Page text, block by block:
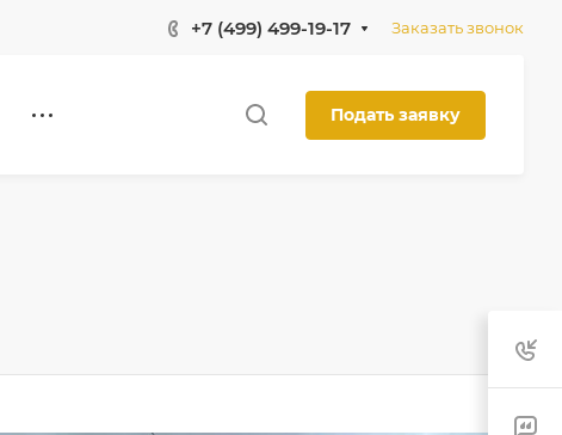
+7 (499) 499-19-17 Заказать звонок
Подать заявку